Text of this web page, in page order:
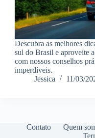
Descubra as melhores
sul do Brasil e aproveite
com nossos conselhos
imperdíveis.
Jessica
11/03/
Contato Quem